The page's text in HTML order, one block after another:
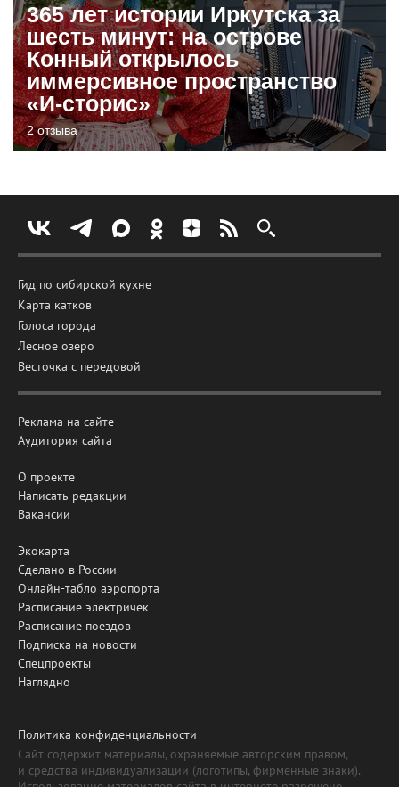
365 лет истории Иркутска за
шесть минут: на острове
Конный открылось
иммерсивное пространство
«И-сторис»
2 отзыва
Гид по сибирской кухне
Карта катков
Голоса города
Лесное озеро
Весточка с передовой
Реклама на сайте
Аудитория сайта
О проекте
Написать редакции
Вакансии
Экокарта
Сделано в России
Онлайн-табло аэропорта
Расписание электричек
Расписание поездов
Подписка на новости
Спецпроекты
Наглядно
Политика конфиденциальности
Сайт содержит материалы, охраняемые авторским правом,
и средства индивидуализации (логотипы, фирменные знаки).